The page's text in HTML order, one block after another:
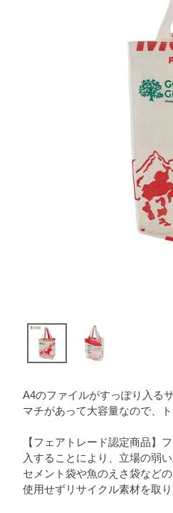
A4のファイルがすっぽり入る
マチがあって大容量なので、
【フェアトレード認定商品】
入することにより、立場の弱
セメント袋や魚のえさ袋など
使用せずリサイクル素材を取り